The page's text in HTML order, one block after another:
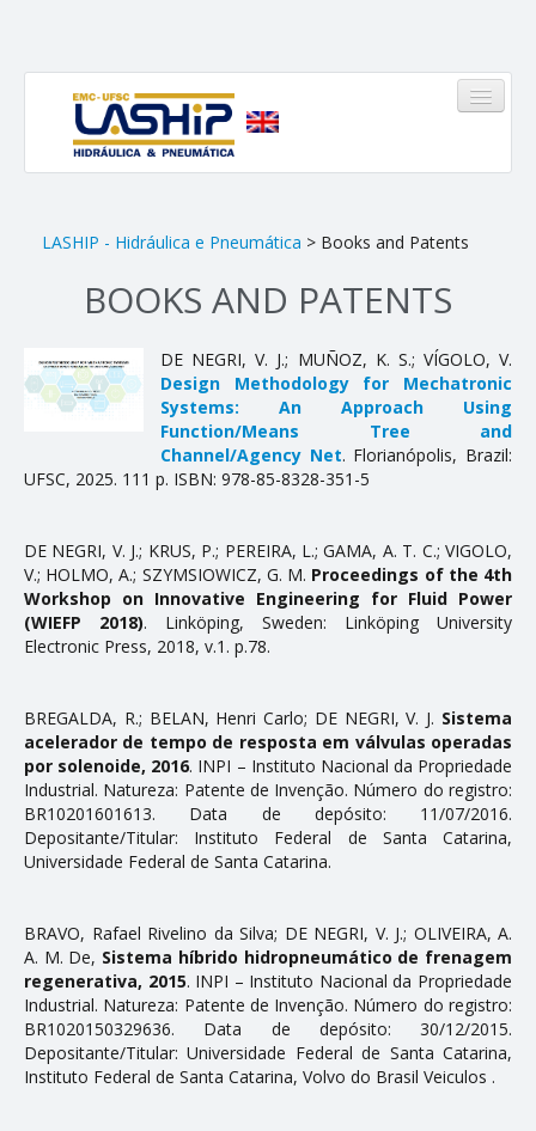
LASHIP
Infraestrutura
Linhas de Atuação
ENSINO
Disciplinas
PUBLICAÇÕES
Apostilas
Artigos
Livros e Patentes
Normas Técnicas
Projetos Fim de Curso
Relatorios
LASHIP - Hidráulica e Pneumática > Books and Patents
BOOKS AND PATENTS
DE NEGRI, V. J.; MUÑOZ, K. S.; VÍGOLO, V.
Design Methodology for Mechatronic
Systems: An Approach Using
Function/Means Tree and
Channel/Agency Net. Florianópolis, Brazil:
UFSC, 2025. 111 p. ISBN: 978-85-8328-351-5
DE NEGRI, V. J.; KRUS, P.; PEREIRA, L.; GAMA, A. T. C.; VIGOLO,
V.; HOLMO, A.; SZYMSIOWICZ, G. M. Proceedings of the 4th
Workshop on Innovative Engineering for Fluid Power
(WIEFP 2018). Linköping, Sweden: Linköping University
Electronic Press, 2018, v.1. p.78.
BREGALDA, R.; BELAN, Henri Carlo; DE NEGRI, V. J. Sistema
acelerador de tempo de resposta em válvulas operadas
por solenoide, 2016. INPI – Instituto Nacional da Propriedade
Industrial. Natureza: Patente de Invenção. Número do registro:
BR10201601613. Data de depósito: 11/07/2016.
Depositante/Titular: Instituto Federal de Santa Catarina,
Universidade Federal de Santa Catarina.
BRAVO, Rafael Rivelino da Silva; DE NEGRI, V. J.; OLIVEIRA, A.
A. M. De, Sistema híbrido hidropneumático de frenagem
regenerativa, 2015. INPI – Instituto Nacional da Propriedade
Industrial. Natureza: Patente de Invenção. Número do registro:
BR1020150329636. Data de depósito: 30/12/2015.
Depositante/Titular: Universidade Federal de Santa Catarina,
Instituto Federal de Santa Catarina, Volvo do Brasil Veiculos .